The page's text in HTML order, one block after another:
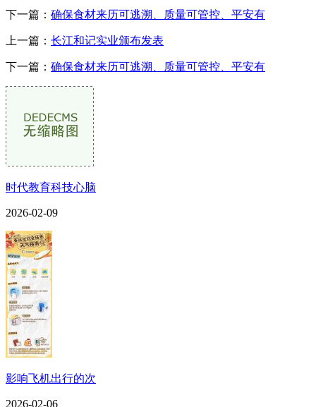
下一篇： 确保食材来历可逃溯、质量可管控、平安有
上一篇： 长江和记实业颁布发表
下一篇： 确保食材来历可逃溯、质量可管控、平安有
时代教育科技心脑
2026-02-09
影响飞机出行的次
2026-02-06